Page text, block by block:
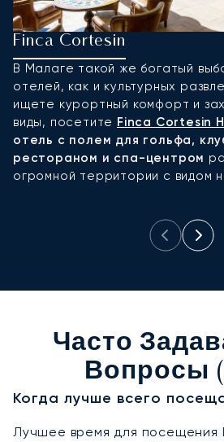
Finca Cortesin
В Малаге такой же богатый
отелей, как и культурных
ищете курортный комфорт и
виды, посетите Finca Cortesin
отель с полем для гольфа,
рестораном и спа-центром
огромной территории с видом
Часто
Вопросы
Когда лучше всего
Лучшее время для посещения